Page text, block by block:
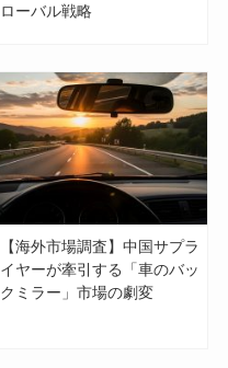
ローバル戦略
【海外市場調査】中国サプラ
イヤーが牽引する「車のバッ
クミラー」市場の劇変